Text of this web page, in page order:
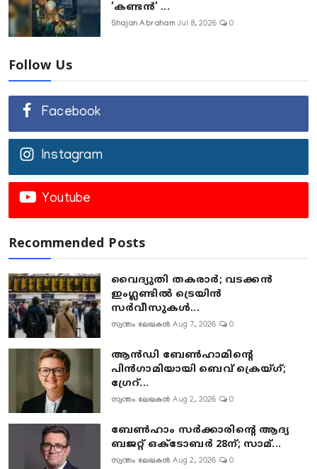
‘കണ്ടൻ’ ...
Shajan Abraham Jul 8, 2026 0
Follow Us
Facebook
Instagram
Youtube
Recommended Posts
വൈദ്യുതി തകരാർ; വടക്കൻ
ഇംഗ്ലണ്ടിൽ ട്രെയിൻ
സർവീസുകൾ...
സ്വന്തം ലേഖകൻ Aug 7, 2026 0
ആൻഡി ബേൺഹാമിന്റെ
പിൻഗാമിയായി ബെവ് ക്രെയ്ഗ്;
ഗ്രേറ്...
സ്വന്തം ലേഖകൻ Aug 2, 2026 0
ബേൺഹാം സർക്കാരിന്റെ ആദ്യ
ബജറ്റ് ഒക്ടോബർ 28ന്; സാമ്...
സ്വന്തം ലേഖകൻ Aug 2, 2026 0